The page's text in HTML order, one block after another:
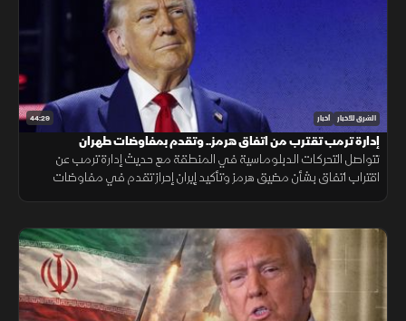
44:29 الشرق للأخبار أخبار
إدارة ترمب تقترب من اتفاق هرمز.. وتقدم بمفاوضات طهران
تتواصل التحركات الدبلوماسية في المنطقة مع حديث إدارة ترمب عن
اقتراب اتفاق بشأن مضيق هرمز وتأكيد إيران إحراز تقدم في مفاوضات